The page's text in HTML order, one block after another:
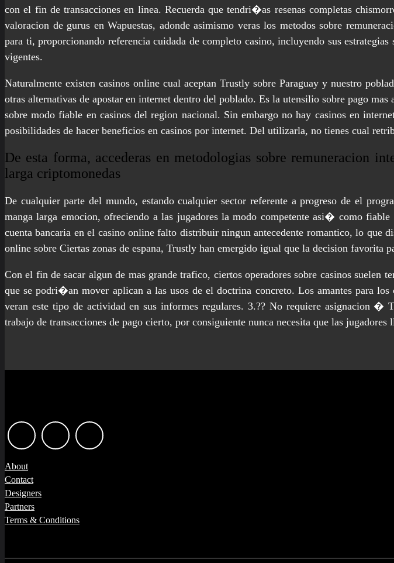
con el fin de transacciones en linea. Recuerda que tendri�as resenas completas
valoracion de gurus en Wapuestas, adonde asimismo veras los metodos sobre
para ti, proporcionando referencia cuidada de completo casino, incluyendo sus
vigentes.
Naturalmente existen casinos online cual aceptan Trustly sobre Paraguay y nuestro
otras alternativas de apostar en internet dentro del poblado. Es la utensilio sobre pago
sobre modo fiable en casinos del region nacional. Sin embargo no hay casinos en
posibilidades de hacer beneficios en casinos por internet. Del utilizarla, no tienes cual
De esta forma, accederas en metodologias sobre remuneracion
larga criptomonedas
De cualquier parte del mundo, estando cualquier sector referente a progreso de el
manga larga emocion, ofreciendo a las jugadores la modo competente asi� como
cuenta bancaria en el casino online falto distribuir ningun antecedente romantico, lo que
online sobre Ciertas zonas de espana, Trustly han emergido igual que la decision favorita
Con el fin de sacar algun de mas grande trafico, ciertos operadores sobre casinos suelen
que se podri�an mover aplican a las usos de el doctrina concreto. Los amantes para
veran este tipo de actividad en sus informes regulares. 3.?? No requiere asignacion
trabajo de transacciones de pago cierto, por consiguiente nunca necesita que las
About
Contact
Designers
Partners
Terms & Conditions